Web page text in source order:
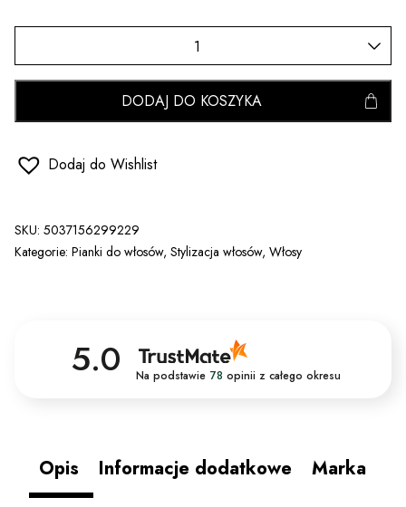
DODAJ DO KOSZYKA
Dodaj do Wishlist
SKU: 5037156299229
Kategorie: Pianki do włosów, Stylizacja włosów, Włosy
5.0 Na podstawie 78 opinii z całego okresu
Opis Informacje dodatkowe
Marka